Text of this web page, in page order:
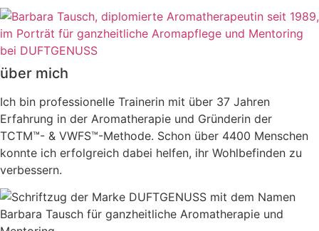
über mich
Ich bin professionelle Trainerin mit über 37 Jahren
Erfahrung in der Aromatherapie und Gründerin der
TCTM™- & VWFS™-Methode. Schon über 4400 Menschen
konnte ich erfolgreich dabei helfen, ihr Wohlbefinden zu
verbessern.